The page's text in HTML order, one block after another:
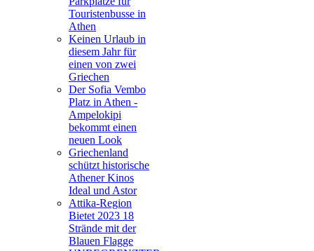
Touristenbusse in
Athen
Keinen Urlaub in
diesem Jahr für
einen von zwei
Griechen
Der Sofia Vembo
Platz in Athen -
Ampelokipi
bekommt einen
neuen Look
Griechenland
schützt historische
Athener Kinos
Ideal und Astor
Attika-Region
Bietet 2023 18
Strände mit der
Blauen Flagge